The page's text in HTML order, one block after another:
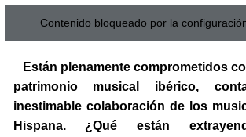
Contenido bloqueado por la
Están plenamente comprometidos
patrimonio musical ibérico,
inestimable colaboración de los
Hispana. ¿Qué están